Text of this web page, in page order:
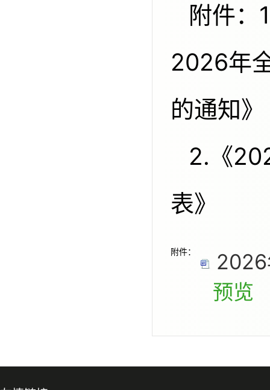
附件：1.《中国科协科普部关于开展
2026年
的通知》
2.《2026年全国科普月活动信息
表》
附件：
2026
预览